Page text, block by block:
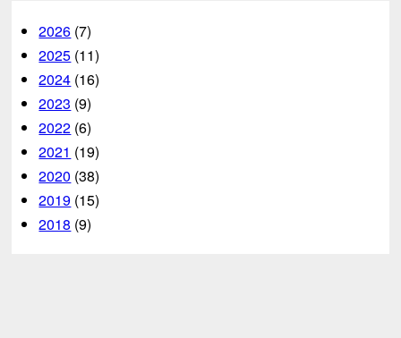
2026 (7)
2025 (11)
2024 (16)
2023 (9)
2022 (6)
2021 (19)
2020 (38)
2019 (15)
2018 (9)